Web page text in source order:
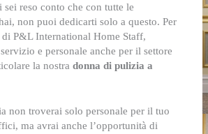
reso conto che con tutte le
non puoi dedicarti solo a questo. Per
P&L International Home Staff,
e personale anche per il settore
la nostradonna di pulizia a
non troverai solo personale per il tuo
ma avrai anche l’opportunità di